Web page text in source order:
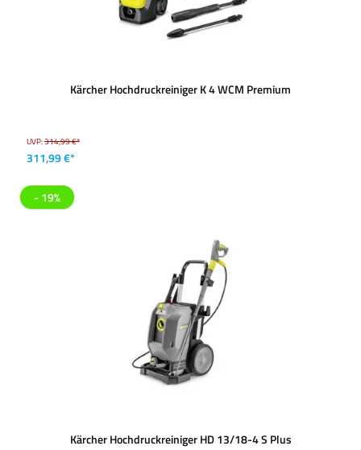
Kärcher Hochdruckreiniger K 4 WCM Premium
UVP:314,99 €*
311,99 €*
- 19%
Kärcher Hochdruckreiniger HD 13/18-4 S Plus